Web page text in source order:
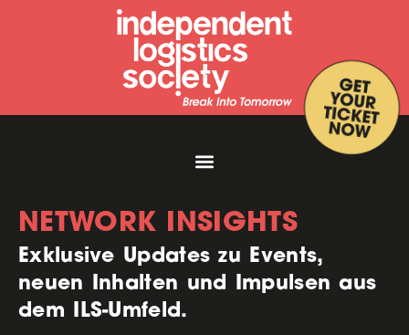
NETWORK INSIGHTS
Exklusive Updates zu Events,
neuen Inhalten und Impulsen aus
dem ILS-Umfeld.